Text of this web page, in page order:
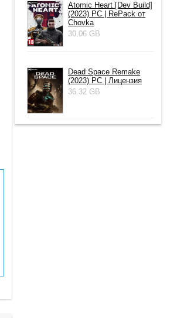
Atomic Heart [Dev Build]
(2023) PC | RePack от
Chovka
30.06 GB
Dead Space Remake
(2023) PC | Лицензия
36.32 GB